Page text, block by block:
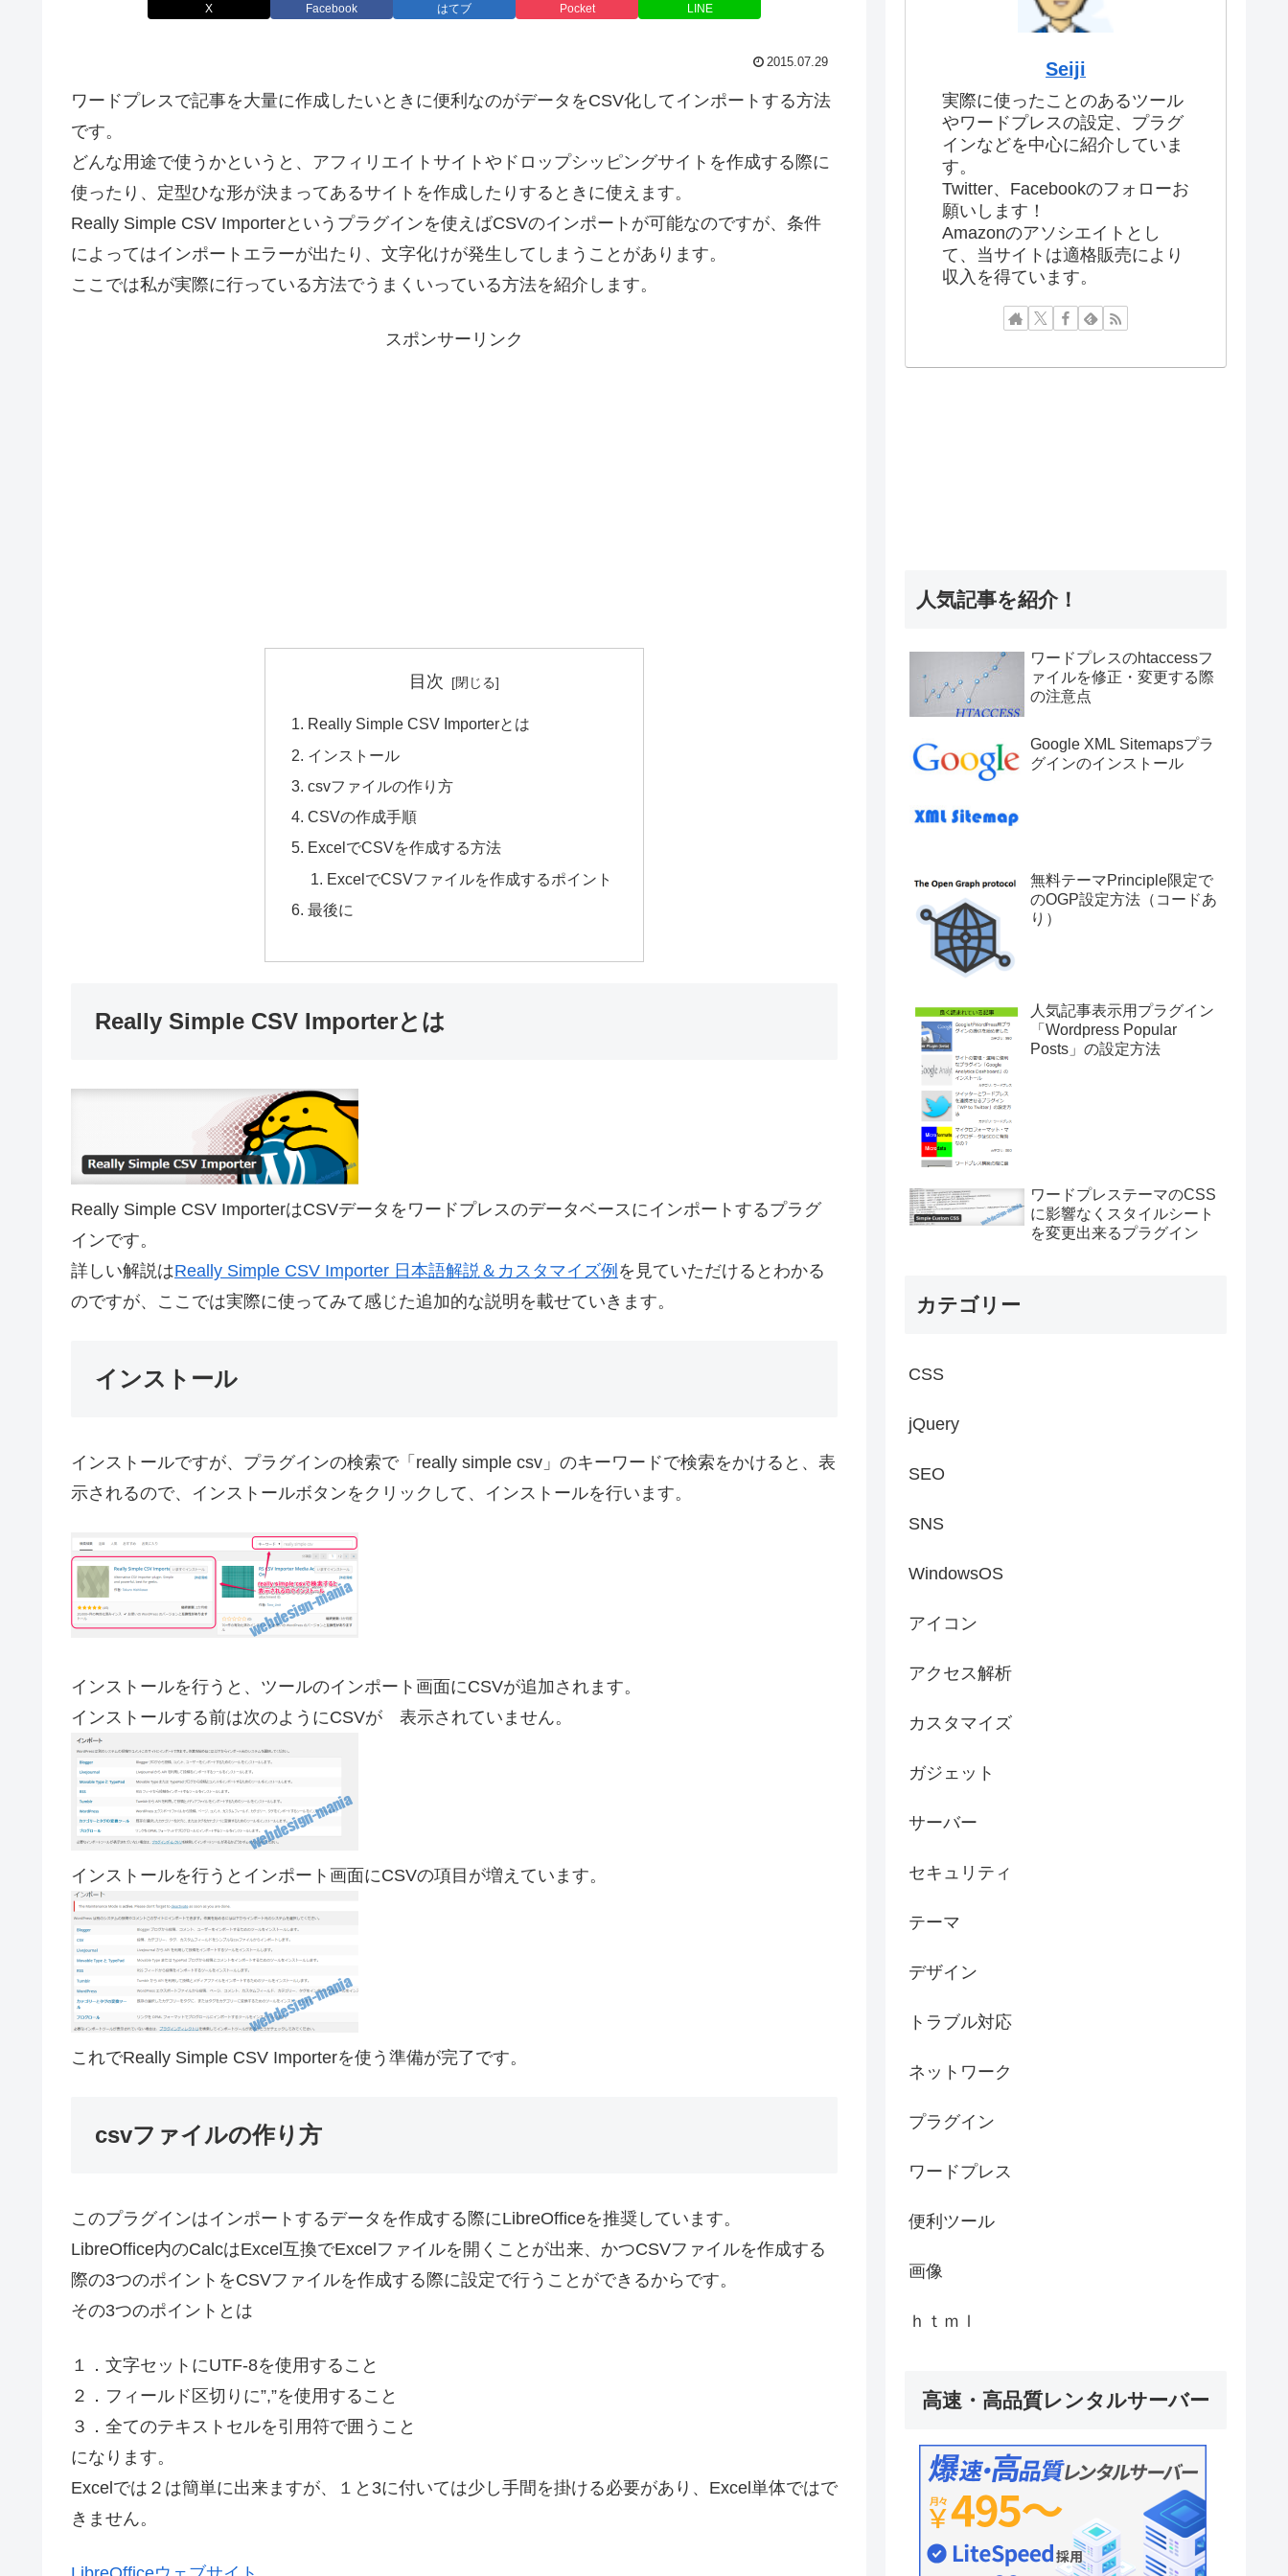
X Facebook はてブ Pocket LINE
2015.07.29
ワードプレスで記事を大量に作成したいときに便利なのがデータをCSV化してインポートする方法
です。
どんな用途で使うかというと、アフィリエイトサイトやドロップシッピングサイトを作成する際に
使ったり、定型ひな形が決まってあるサイトを作成したりするときに使えます。
Really Simple CSV Importerというプラグインを使えばCSVのインポートが可能なのですが、条件
によってはインポートエラーが出たり、文字化けが発生してしまうことがあります。
ここでは私が実際に行っている方法でうまくいっている方法を紹介 します。
スポンサーリンク
目次
Really Simple CSV Importerとは
インストール
csvファイルの作り方
CSVの作成手順
ExcelでCSVを作成する方法
ExcelでCSVファイルを作成するポイント
最後に
Really Simple CSV Importerとは
Really Simple CSV ImporterはCSVデータをワードプレスのデータベースにインポートするプラグ
インです。
詳しい解説はReally Simple CSV Importer 日本語解説＆カスタマイズ例 を見ていただけるとわかる
のですが、ここでは実際に使ってみて感じた追加的な説明を載せていきます。
インストール
インストールですが、プラグインの検索で「really simple csv」のキーワードで検索をかけると、表
示されるので、インストールボタンをクリックして、インストールを行います。
インストールを行うと、ツールのインポート画面にCSVが追加されます。
インストールする前は次のようにCSVが 表示されていません。
インストールを行うとインポート画面にCSVの項目が増えています。
これでReally Simple CSV Importerを使う準備が完了です。
csvファイルの作り方
このプラグインはインポートするデータを作成する際にLibreOfficeを推奨 しています。
LibreOffice内のCalcはExcel互換でExcelファイルを開くことが出来、かつCSVファイルを作成する
際の3つのポイントをCSVファイルを作成する際に設定で行うことができるからです。
その3つのポイントとは
１．文字セットにUTF-8を使用すること
２．フィールド区切りに”,”を使用すること
３．全てのテキストセルを引用符で囲うこと
になります。
Excelでは２は簡単に出来ますが、１と3に付いては少し手間を掛ける必要があり、Excel単体ではで
きません。
Seiji
実際に使ったことのあるツール
やワードプレスの設定、プラグ
インなどを中心に紹介していま
す。
Twitter、Facebookのフォローお
願いします！
Amazonのアソシエイトとし
て、当サイトは適格販売により
収入を得ています。
人気記事を紹介！
ワードプレスのhtaccessフ
ァイルを修正・変更する際
の注意点
Google XML Sitemapsプラ
グインのインストール
無料テーマPrinciple限定で
のOGP設定方法（コードあ
り）
人気記事表示用プラグイン
「Wordpress Popular
Posts」の設定方法
ワードプレステーマのCSS
に影響なくスタイルシート
を変更出来るプラグイン
カテゴリー
CSS
jQuery
SEO
SNS
WindowsOS
アイコン
アクセス解析
カスタマイズ
ガジェット
サーバー
セキュリティ
テーマ
デザイン
トラブル対応
ネットワーク
プラグイン
ワードプレス
便利ツール
画像
ｈｔｍｌ
高速・高品質レンタルサーバー